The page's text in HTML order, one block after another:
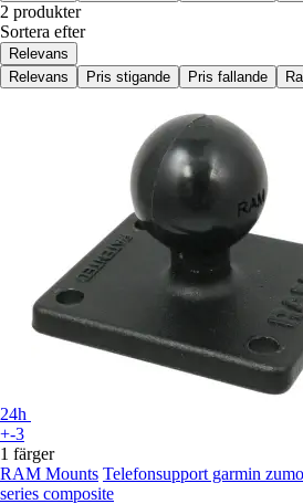
2 produkter
Sortera efter
Relevans
Relevans
Pris stigande Pris fallande
24h
+-3
1 färger
RAM Mounts Telefonsupport garmin
series composite